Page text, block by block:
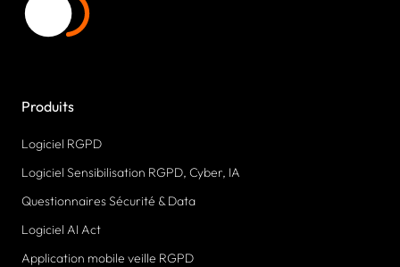
Produits
Logiciel RGPD
Logiciel Sensibilisation RGPD, Cyber, IA
Questionnaires Sécurité & Data
Logiciel AI Act
Application mobile veille RGPD